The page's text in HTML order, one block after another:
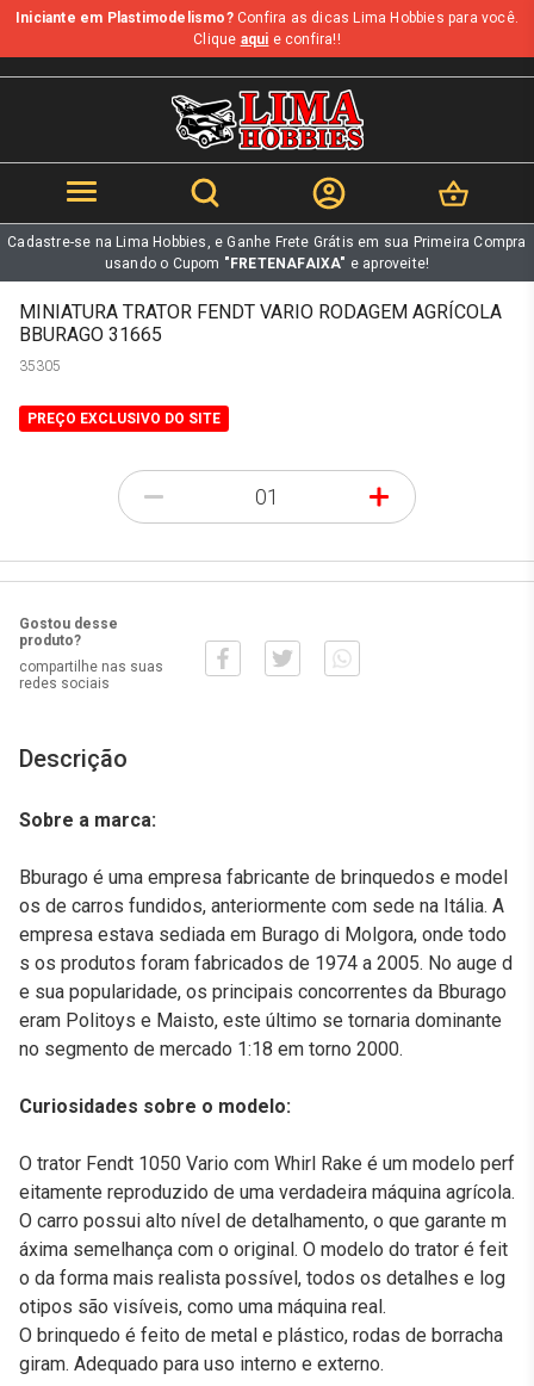
b
Iniciante em Plastimodelismo?Confira as dicas Lima Hobbies para você.
Clique aqui e confira!!
Cadastre-se na Lima Hobbies, e Ganhe Frete Grátis em sua Primeira Compra
usando o Cupom "FRETENAFAIXA" e aproveite!
MINIATURA TRATOR FENDT VARIO RODAGEM AGRÍCOLA
BBURAGO 31665
35305
PREÇO EXCLUSIVO DO SITE
- +
Gostou desse
produto?
compartilhe nas suas
redes sociais
Descrição
Sobre a marca:
Bburago é uma empresa fabricante de brinquedos e model
os de carros fundidos, anteriormente com sede na Itália. A
empresa estava sediada em Burago di Molgora, onde todo
s os produtos foram fabricados de 1974 a 2005. No auge d
e sua popularidade, os principais concorrentes da Bburago
eram Politoys e Maisto, este último se tornaria dominante
no segmento de mercado 1:18 em torno 2000.
Curiosidades sobre o modelo:
O trator Fendt 1050 Vario com Whirl Rake é um modelo perf
eitamente reproduzido de uma verdadeira máquina agrícola.
O carro possui alto nível de detalhamento, o que garante m
áxima semelhança com o original. O modelo do trator é feit
o da forma mais realista possível, todos os detalhes e log
otipos são visíveis, como uma máquina real.
O brinquedo é feito de metal e plástico, rodas de borracha
giram. Adequado para uso interno e externo.